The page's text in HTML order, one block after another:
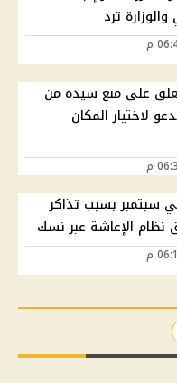
ترد
على منع سيدة من
لاختيار المكان
سبتمبر بسبب تذاكر
نظام الإعاشة عبر نسك